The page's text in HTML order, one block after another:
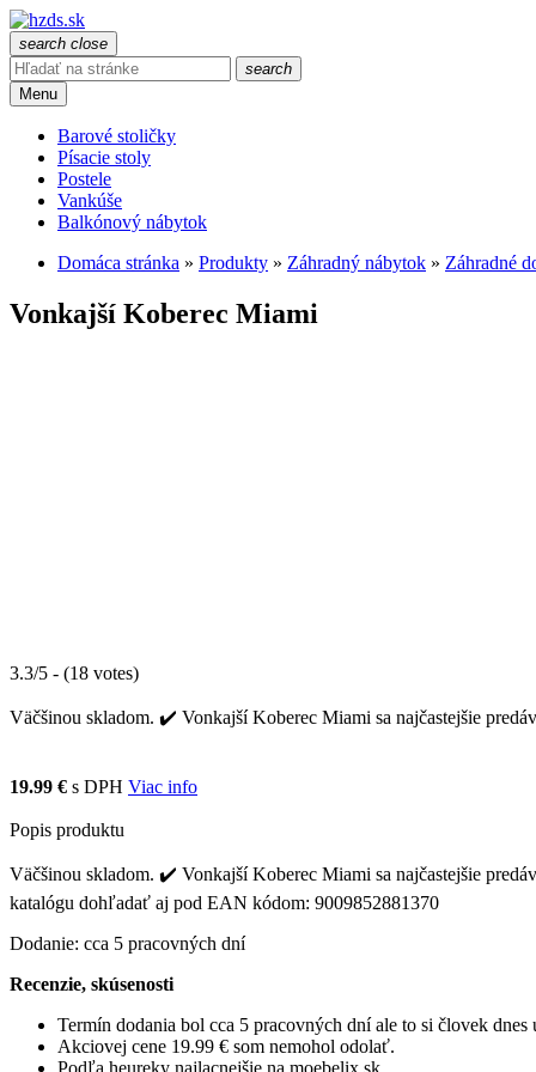
search close
search
Menu
Barové stoličky
Písacie stoly
Postele
Vankúše
Balkónový nábytok
Domáca stránka » Produkty » Záhradný nábytok » Záhradné
Vonkajší Koberec Miami
3.3/5 - (18 votes)
Väčšinou skladom. ✔️ Vonkajší Koberec Miami sa najčastejšie
19.99 € s DPH Viac info
Popis produktu
Väčšinou skladom. ✔️ Vonkajší Koberec Miami sa najčastejšie
katalógu dohľadať aj pod EAN kódom: 9009852881370
Dodanie: cca 5 pracovných dní
Recenzie, skúsenosti
Termín dodania bol cca 5 pracovných dní ale to si človek dnes
Akciovej cene 19.99 € som nemohol odolať.
Podľa heureky najlacnejšie na moebelix.sk